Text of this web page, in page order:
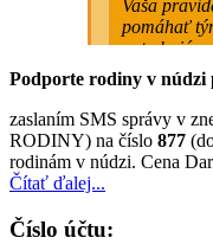
Podporte rodiny v núdzi
zaslaním SMS správy v
RODINY) na číslo 877
rodinám v núdzi. Cena
Čítať ďalej...
Číslo účtu: